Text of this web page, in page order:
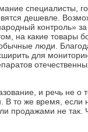
специалисты,
дешевле.
контроль»
на какие товары
люди.
для
и речь не о
В то же время, если
продажами не так.